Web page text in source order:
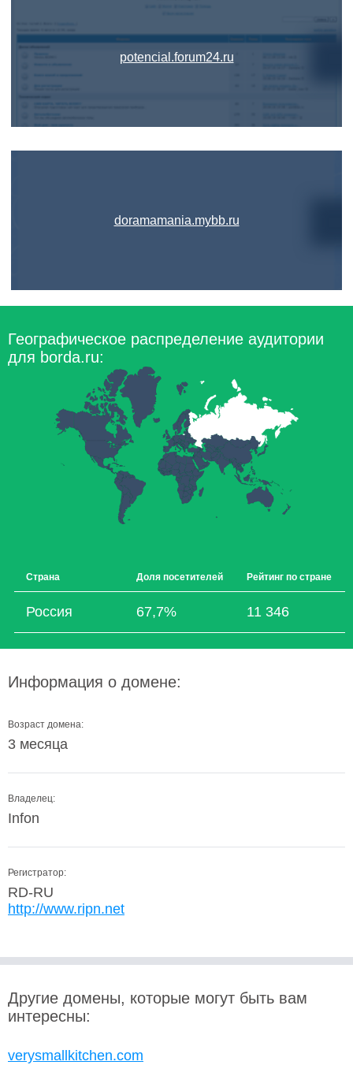
potencial.forum24.ru
doramamania.mybb.ru
Географическое распределение аудитории
для borda.ru:
Страна Доля посетителей Рейтинг по стране
Россия 67,7% 11 346
Информация о домене:
Возраст домена:
3 месяца
Владелец:
Infon
Регистратор:
RD-RU
http://www.ripn.net
Другие домены, которые могут быть вам
интересны:
verysmallkitchen.com